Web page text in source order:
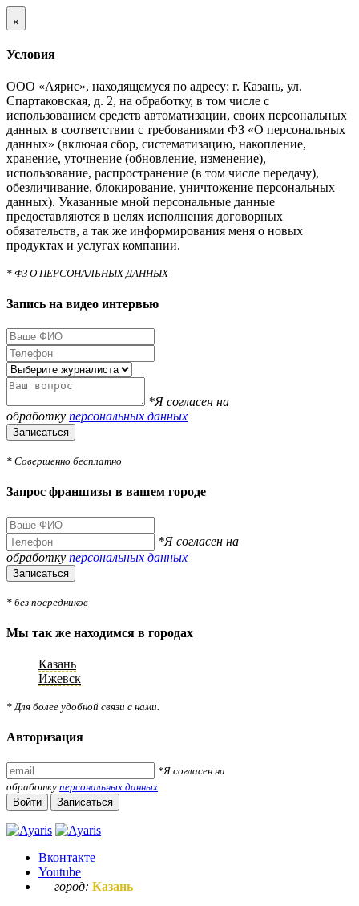
×
Условия
ООО «Аярис», находящемуся по адресу: г. Казань, ул.
Спартаковская, д. 2, на обработку, в том числе с
использованием средств автоматизации, своих персональных
данных в соответствии с требованиями ФЗ «О персональных
данных» (включая сбор, систематизацию, накопление,
хранение, уточнение (обновление, изменение),
использование, распространение (в том числе передачу),
обезличивание, блокирование, уничтожение персональных
данных). Указанные мной персональные данные
предоставляются в целях исполнения договорных
обязательств, а так же информирования меня о новых
продуктах и услугах компании.
* ФЗ О ПЕРСОНАЛЬНЫХ ДАННЫХ
Запись на видео интервью
*Я согласен на
обработку персональных данных
Записаться
* Совершенно бесплатно
Запрос франшизы в вашем городе
*Я согласен на
обработку персональных данных
Записаться
* без посредников
Мы так же находимся в городах
Казань
Ижевск
* Для более удобной связи с нами.
Авторизация
*Я согласен на
обработку персональных данных
Войти
Записаться
Вконтакте
Youtube
город: Казань